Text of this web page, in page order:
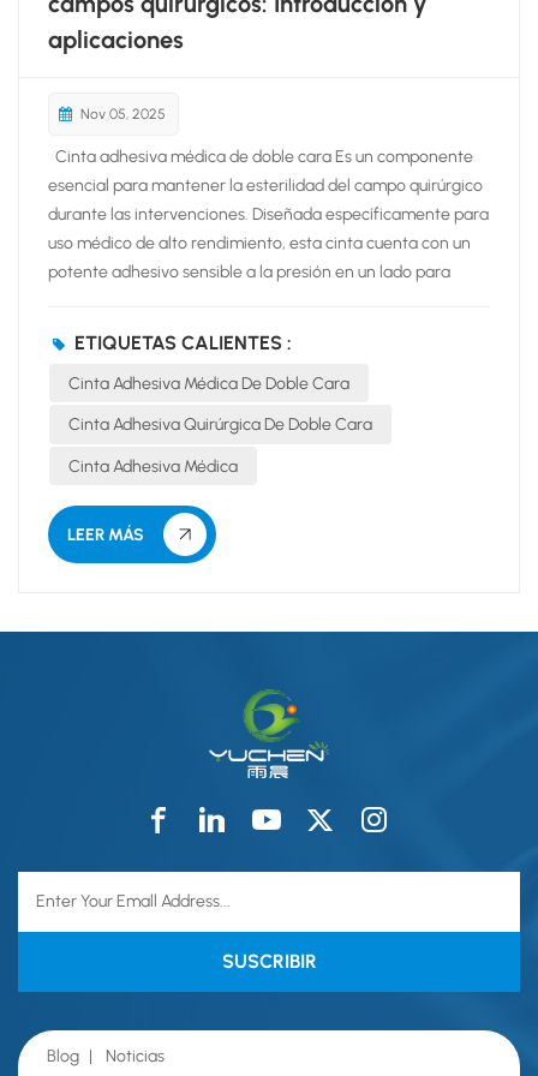
aplicaciones
Nov 05, 2025
Cinta adhesiva médica de doble cara Es un componente
esencial para mantener la esterilidad del campo quirúrgico
durante las intervenciones. Diseñada específicamente para
uso médico de alto rendimiento, esta cinta cuenta con un
potente adhesivo sensible a la presión en un lado para
hipoalergénica, transpirable y está diseñada para
minimizar el traumatismo cutáneo al retirarla, incluso
sellado impermeable y fiable que impide la migración de
fluidos y patógenos bajo el campo quirúrgico, reduciendo
significativamente el riesgo de contaminación e infección
de la zona quirú...
ETIQUETAS CALIENTES :
Cinta Adhesiva Médica De Doble Cara
Cinta Adhesiva Quirúrgica De Doble Cara
Cinta Adhesiva Médica
LEER MÁS
Blog |
Noticias